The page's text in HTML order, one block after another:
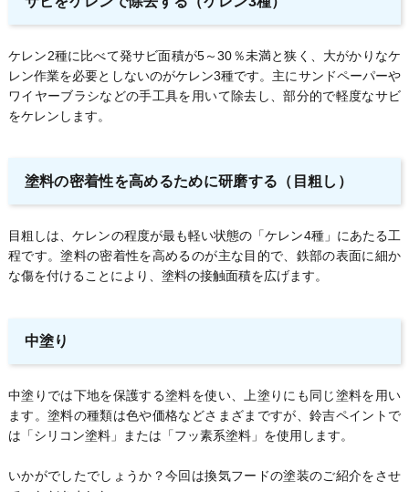
ケレン2種に比べて発サビ面積が5～30％未満と狭く、大がかりなケ
レン作業を必要としないのがケレン3種です。主にサンドペーパーや
ワイヤーブラシなどの手工具を用いて除去し、部分的で軽度なサビ
をケレンします。
塗料の密着性を高めるために研磨する（目粗し）
目粗しは、ケレンの程度が最も軽い状態の「ケレン4種」にあたる工
程です。塗料の密着性を高めるのが主な目的で、鉄部の表面に細か
な傷を付けることにより、塗料の接触面積を広げます。
中塗り
中塗りでは下地を保護する塗料を使い、上塗りにも同じ塗料を用い
ます。塗料の種類は色や価格などさまざまですが、鈴吉ペイントで
は「シリコン塗料」または「フッ素系塗料」を使用します。
いかがでしたでしょうか？今回は換気フードの塗装のご紹介をさせ